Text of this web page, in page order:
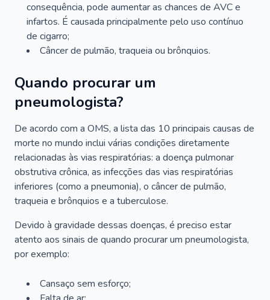
consequência, pode aumentar as chances de AVC e
infartos. É causada principalmente pelo uso contínuo
de cigarro;
Câncer de pulmão, traqueia ou brônquios.
Quando procurar um
pneumologista?
De acordo com a OMS, a lista das 10 principais causas de
morte no mundo inclui várias condições diretamente
relacionadas às vias respiratórias: a doença pulmonar
obstrutiva crônica, as infecções das vias respiratórias
inferiores (como a pneumonia), o câncer de pulmão,
traqueia e brônquios e a tuberculose.
Devido à gravidade dessas doenças, é preciso estar
atento aos sinais de quando procurar um pneumologista,
por exemplo:
Cansaço sem esforço;